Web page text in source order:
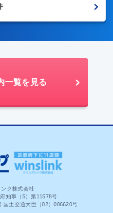
一覧を見る
ク株式会社
知事（5）第11578号
国土交通大臣（02）006620号